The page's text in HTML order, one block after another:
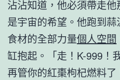
沾沾知道，他必須帶走
是宇宙的希望。他跑到
食材的全部力量個人空間
缸抱起。「走！K-999！
再管你的紅棗枸杞燃料